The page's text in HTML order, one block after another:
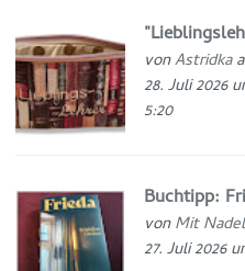
vonAstridka
28. Juli 2026
5:20
Buchtipp:
vonMit
27. Juli 2026